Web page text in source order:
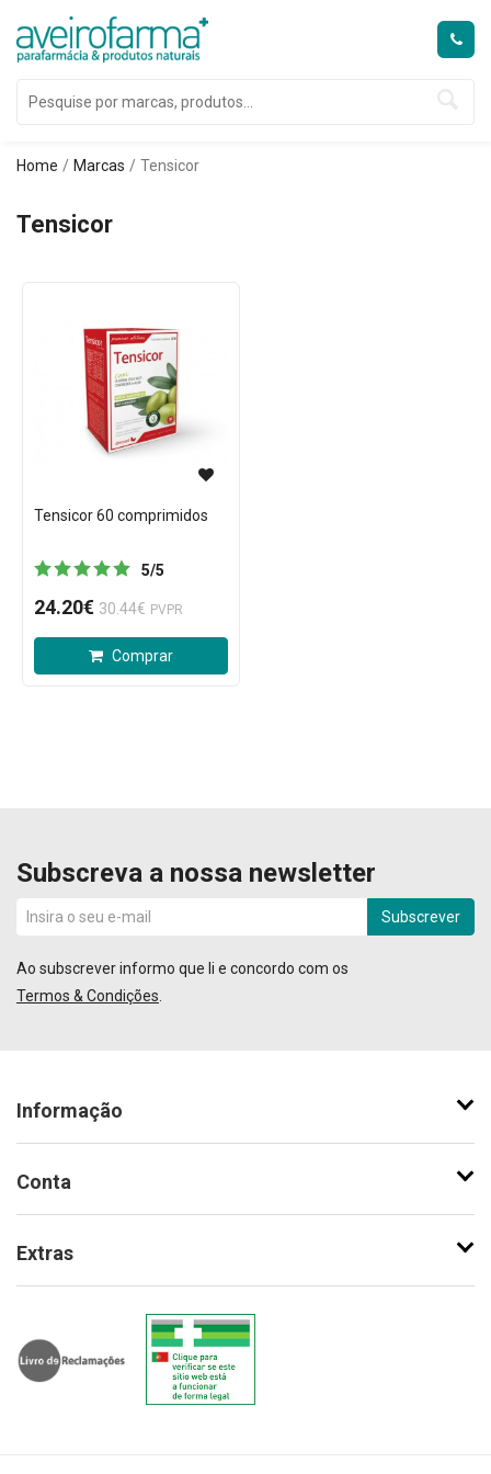
Home Marcas Tensicor
Tensicor
Tensicor 60 comprimidos
5/5
24.20€ 30.44€ PVPR
Comprar
Subscreva a nossa newsletter
Subscrever
Ao subscrever informo que li e concordo com os
Termos & Condições
Informação
Conta
Extras